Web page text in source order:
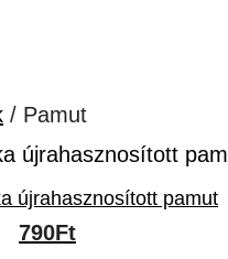
/ Pamut
újrahasznosított pamut
790Ft